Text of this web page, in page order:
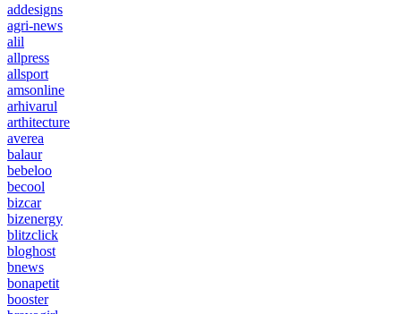
addesigns
agri-news
alil
allpress
allsport
amsonline
arhivarul
arthitecture
averea
balaur
bebeloo
becool
bizcar
bizenergy
blitzclick
bloghost
bnews
bonapetit
booster